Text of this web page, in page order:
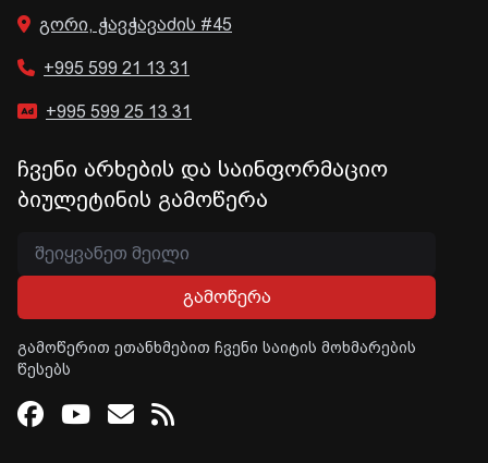
გორი, ჭავჭავაძის #45
+995 599 21 13 31
+995 599 25 13 31
ჩვენი არხების და საინფორმაციო
ბიულეტინის გამოწერა
გამოწერა
გამოწერით ეთანხმებით ჩვენი საიტის მოხმარების
წესებს
Facebook
Youtube
Email
RSS